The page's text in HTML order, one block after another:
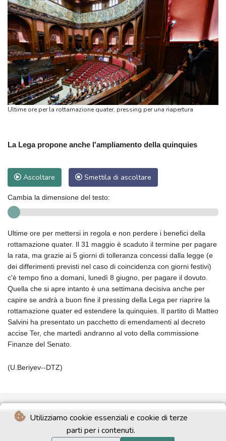
Utilizziamo cookie essenziali e cookie di terze
parti per i contenuti.
Ultime ore per la rottamazione quater, pressing per una riapertura
La Lega propone anche l'ampliamento della quinquies
Ascoltare Smettila di ascoltare
Cambia la dimensione del testo:
Ultime ore per mettersi in regola e non perdere i benefici della
rottamazione quater. Il 31 maggio è scaduto il termine per pagare
la rata, ma grazie ai 5 giorni di tolleranza concessi dalla legge (e
dei differimenti previsti nel caso di coincidenza con giorni festivi)
c'è tempo fino a domani, lunedì 8 giugno, per pagare il dovuto.
Quella che si apre intanto è una settimana decisiva anche per
capire se andrà a buon fine il pressing della Lega per riaprire la
rottamazione quater ed estendere la quinquies. Il partito di Matteo
Salvini ha presentato un pacchetto di emendamenti al decreto
accise Ter, che martedì andranno al voto della commissione
Finanze del Senato.
(U.Beriyev--DTZ)